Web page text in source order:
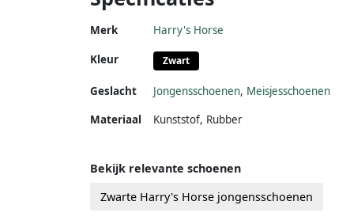
Merk Harry's Horse
Kleur Zwart
Geslacht Jongensschoenen, Meisjesschoenen
Materiaal
Kunststof, Rubber
Bekijk relevante schoenen
Zwarte Harry's Horse jongensschoenen